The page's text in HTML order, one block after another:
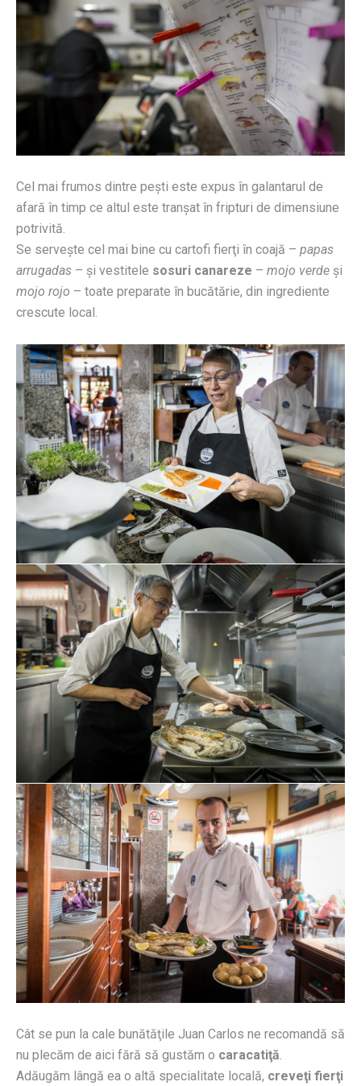
Cel mai frumos dintre peşti este expus în galantarul de
afară în timp ce altul este tranşat în fripturi de dimensiune
potrivită.
Se serveşte cel mai bine cu cartofi fierţi în coajă – papas
arrugadas – şi vestitele sosuri canareze – mojo verde şi
mojo rojo – toate preparate în bucătărie, din ingrediente
crescute local.
Cât se pun la cale bunătăţile Juan Carlos ne recomandă să
nu plecăm de aici fără să gustăm o caracatiţă.
Adăugăm lângă ea o altă specialitate locală, creveţi fierţi